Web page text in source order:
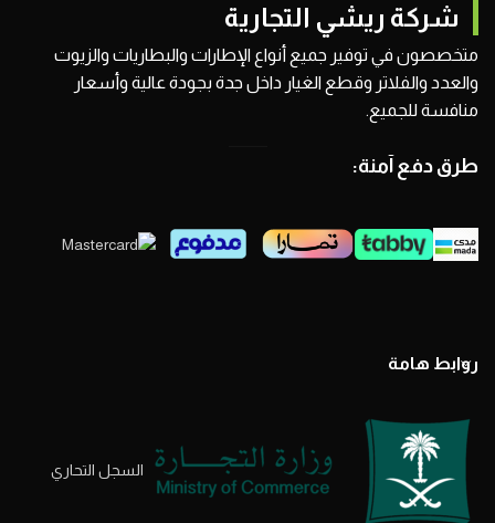
شركة ريشي التجارية
متخصصون في توفير جميع أنواع الإطارات والبطاريات والزيوت
والعدد والفلاتر وقطع الغيار داخل جدة بجودة عالية وأسعار
منافسة للجميع.
طرق دفع آمنة:
روابط هامة
السجل التحاري